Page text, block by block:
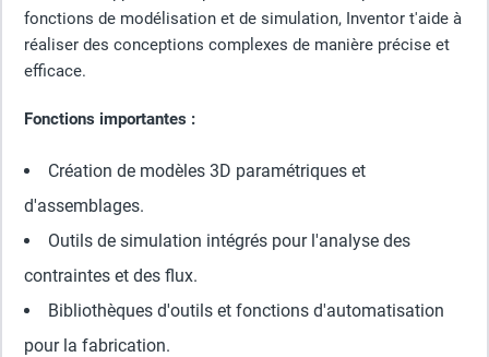
fonctions de modélisation et de simulation, Inventor t'aide à
réaliser des conceptions complexes de manière précise et
efficace.
Fonctions importantes :
Création de modèles 3D paramétriques et
d'assemblages.
Outils de simulation intégrés pour l'analyse des
contraintes et des flux.
Bibliothèques d'outils et fonctions d'automatisation
pour la fabrication.